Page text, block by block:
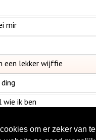
mir
een lekker wijffie
wie ik ben
om er zeker van te